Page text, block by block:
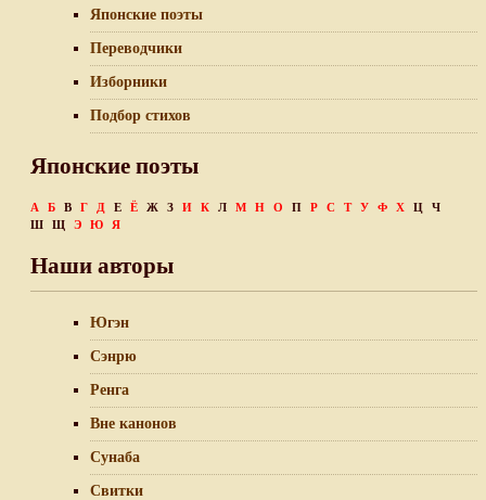
Японские поэты
Переводчики
Изборники
Подбор стихов
Японские поэты
А Б В Г Д Е Ё Ж З И К Л М Н О П Р С Т У Ф Х Ц
Ч
Ш
Щ Э Ю Я
Наши авторы
Югэн
Сэнрю
Ренга
Вне канонов
Сунаба
Свитки